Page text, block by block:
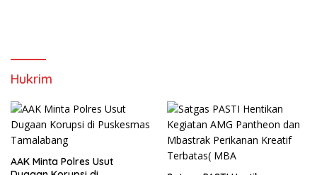
Hukrim
AAK Minta Polres Usut